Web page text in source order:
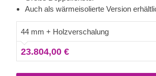
außerdem über einen großen
auch eine isolierte Version dieses Modells
Auch als wärmeisolierte Version
44 mm + Holzverschalung
23.804,00 €